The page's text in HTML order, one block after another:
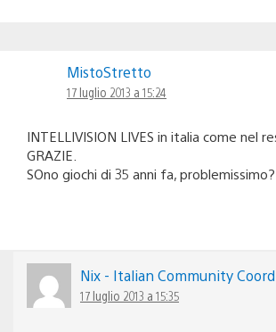
MistoStretto
17 luglio 2013 a 15:24
INTELLIVISION LIVES in italia come nel
GRAZIE.
SOno giochi di 35 anni fa, problemissimo?
Nix - Italian Community
17 luglio 2013 a 15:35